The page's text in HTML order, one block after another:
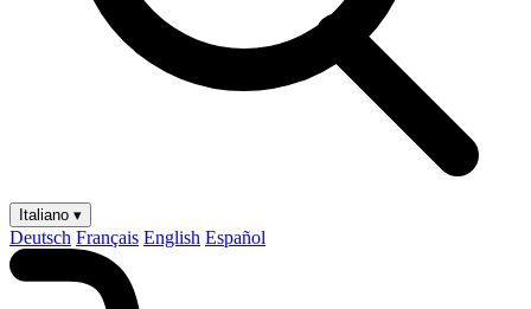
Italiano ▾
Deutsch Français English Español